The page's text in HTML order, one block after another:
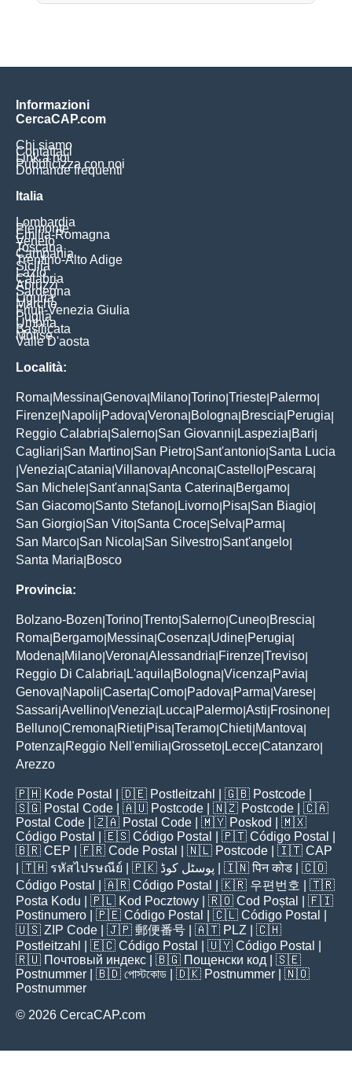
Informazioni
CercaCAP.com
Chi siamo
Contattaci
Link a noi
Pubblicizza con noi
Domande frequenti
Italia
Lombardia
Piemonte
Emilia-Romagna
Veneto
Toscana
Campania
Trentino-Alto Adige
Sicilia
Lazio
Calabria
Abruzzi
Sardegna
Liguria
Marche
Friuli-Venezia Giulia
Puglia
Umbria
Basilicata
Molise
Valle D'aosta
Località:
Roma Messina Genova Milano Torino Trieste Palermo
Firenze Napoli Padova Verona Bologna Brescia Perugia
Reggio Calabria Salerno San Giovanni Laspezia Bari
Cagliari San Martino San Pietro Sant'antonio Santa Lucia
Venezia Catania Villanova Ancona Castello Pescara
San Michele Sant'anna Santa Caterina Bergamo
San Giacomo Santo Stefano Livorno Pisa San Biagio
San Giorgio San Vito Santa Croce Selva Parma
San Marco San Nicola San Silvestro Sant'angelo
Santa Maria Bosco
Provincia:
Bolzano-Bozen Torino Trento Salerno Cuneo Brescia
Roma Bergamo Messina Cosenza Udine Perugia
Modena Milano Verona Alessandria Firenze Treviso
Reggio Di Calabria L'aquila Bologna Vicenza Pavia
Genova Napoli Caserta Como Padova Parma Varese
Sassari Avellino Venezia Lucca Palermo Asti Frosinone
Belluno Cremona Rieti Pisa Teramo Chieti Mantova
Potenza Reggio Nell'emilia Grosseto Lecce Catanzaro
Arezzo
🇵🇭 Kode Postal | 🇩🇪 Postleitzahl | 🇬🇧 Postcode
🇸🇬 Postal Code | 🇦🇺 Postcode | 🇳🇿 Postcode | 🇨🇦
Postal Code | 🇿🇦 Postal Code | 🇲🇾 Poskod
| 🇲🇽
Código Postal
| 🇪🇸 Código Postal | 🇵🇹 Código Postal
🇧🇷 CEP | 🇫🇷 Code Postal | 🇳🇱 Postcode | 🇮🇹 CAP
| 🇹🇭 รหัสไปรษณีย์ | 🇵🇰 پوسٹل کوڈ | 🇮🇳पिन कोड | 🇨🇴
Código Postal
| 🇦🇷 Código Postal | 🇰🇷 우편번호
| 🇹🇷
Posta Kodu | 🇵🇱 Kod Pocztowy | 🇷🇴 Cod Poștal
| 🇫🇮
Postinumero | 🇵🇪 Código Postal | 🇨🇱 Código Postal
🇺🇸 ZIP Code | 🇯🇵 郵便番号 | 🇦🇹 PLZ | 🇨🇭
Postleitzahl
| 🇪🇨 Código Postal | 🇺🇾 Código Postal
🇷🇺 Почтовый индекс | 🇧🇬 Пощенски код | 🇸🇪
Postnummer | 🇧🇩 পোস্টকোড | 🇩🇰 Postnummer | 🇳🇴
Postnummer
© 2026 CercaCAP.com